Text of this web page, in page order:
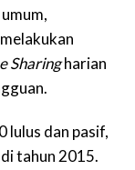
Sharingharian
lulus dan pasif,
tahun 2015.